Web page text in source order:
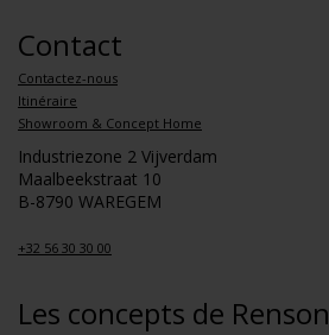
Contact
Contactez-nous
Itinéraire
Showroom & Concept Home
Industriezone 2 Vijverdam
Maalbeekstraat 10
B-8790 WAREGEM
+32 56 30 30 00
Les concepts de Renson